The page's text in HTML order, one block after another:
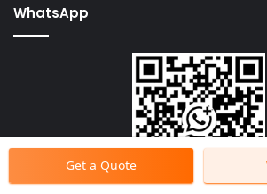
WhatsApp
Get a Quote